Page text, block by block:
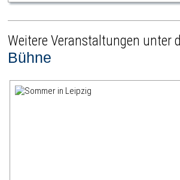
Weitere Veranstaltungen unter
Bühne